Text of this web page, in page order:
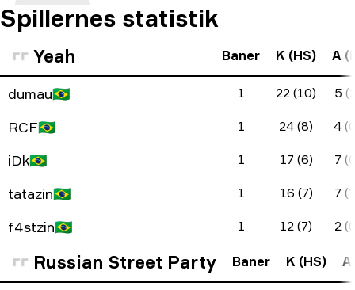
Spillernes statistik
Yeah Baner K (HS) A
dumau🇧🇷 1 22 (10) 5
RCF🇧🇷 1 24 (8) 4
iDk🇧🇷 1 17 (6) 7
tatazin🇧🇷 1 16 (7) 7
f4stzin🇧🇷 1 12 (7) 2
Russian Street Party Baner K (HS) A